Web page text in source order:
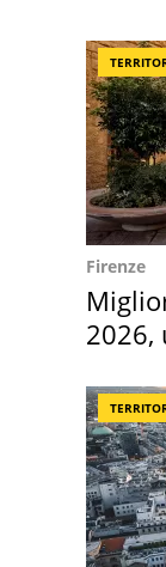
Firenze
2026,